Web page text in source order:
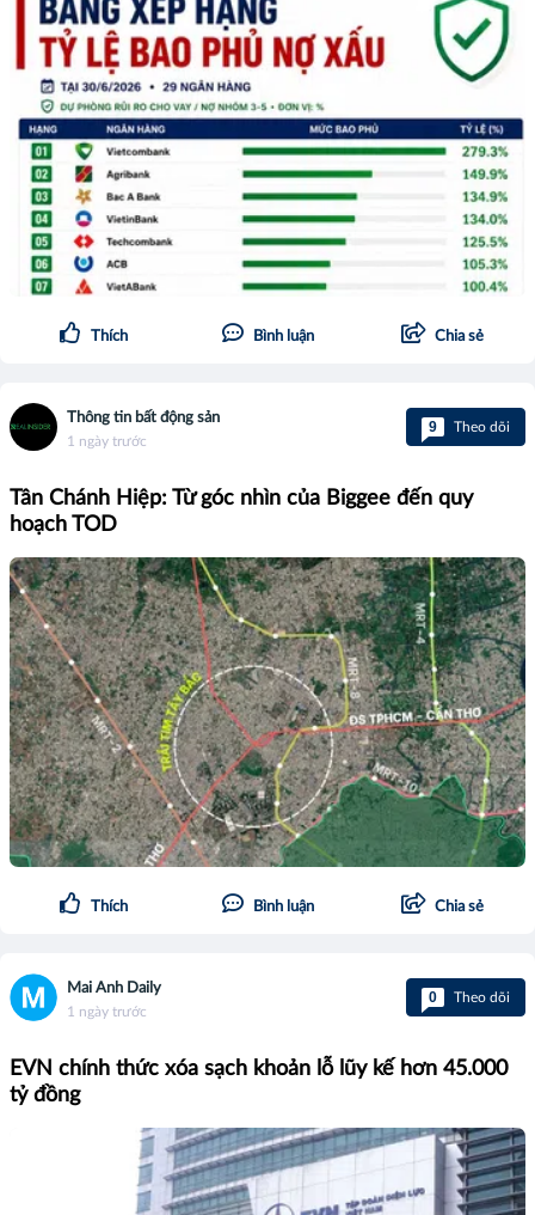
Thích Bình luận Chia sẻ
Thông tin bất động sản
1 ngày trước
9 Theo dõi
Tân Chánh Hiệp: Từ góc nhìn của Biggee đến quy
hoạch TOD
Thích Bình luận Chia sẻ
Mai Anh Daily
1 ngày trước
0 Theo dõi
EVN chính thức xóa sạch khoản lỗ lũy kế hơn 45.000
tỷ đồng